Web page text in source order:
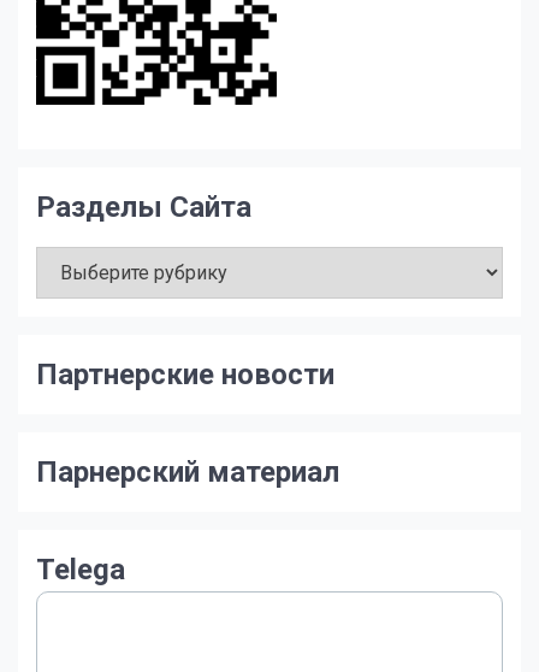
Разделы Сайта
Сайта
Партнерские новости
Парнерский материал
Telega